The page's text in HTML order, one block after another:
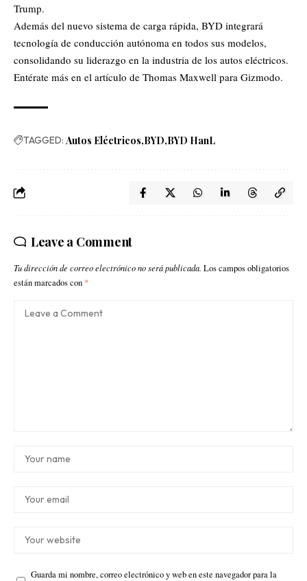
Trump.
Además del nuevo sistema de carga rápida, BYD integrará
tecnología de conducción autónoma en todos sus modelos,
consolidando su liderazgo en la industria de los autos eléctricos.
Entérate más en el artículo de Thomas Maxwell para Gizmodo.
TAGGED: Autos Eléctricos BYD BYD HanL
Leave a Comment
Tu dirección de correo electrónico no será publicada. Los campos obligatorios
están marcados con *
Guarda mi nombre, correo electrónico y web en este navegador para la